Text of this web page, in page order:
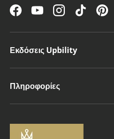
FacebookYouTubeInstagramTikTok
Εκδόσεις Upbility
Πληροφορίες